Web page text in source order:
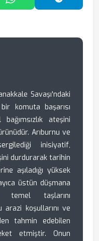
Paylaş
WhatsApp'ta Paylaş
Savaşı'ndaki
komuta başarısı
ateşini
Arıburnu ve
inisiyatif,
durdurarak tarihin
aşıladığı yüksek
üstün düşmana
temel taşlarını
koşullarını ve
tahmin edebilen
etmiştir. Onun